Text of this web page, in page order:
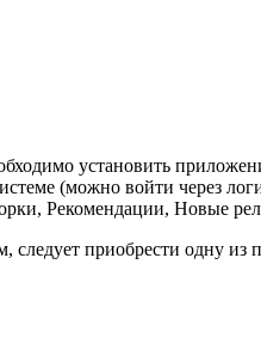
установить
(можно войти через
Рекомендации, Новые
приобрести одну